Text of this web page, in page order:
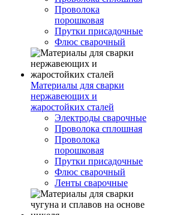
Проволока
порошковая
Прутки присадочные
Флюс сварочный
Материалы для сварки
нержавеющих и
жаростойких сталей
Электроды сварочные
Проволока сплошная
Проволока
порошковая
Прутки присадочные
Флюс сварочный
Ленты сварочные